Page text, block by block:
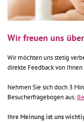
Wir freuen uns
Wir möchten uns stetig
direkte Feedback von Ihnen
Nehmen Sie sich doch 3
Besucherfragebogen aus:
Ihre Meinung ist uns